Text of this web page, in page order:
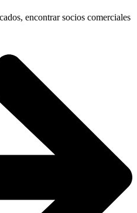
encontrar socios comerciales